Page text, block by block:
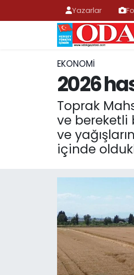
Yazarlar
EKONOMI
2026
Toprak
ve bereketli
ve
içinde
AFYONKARAHİSAR
Resmi İlan
ASAYİŞ
GÜNCEL
SİYASET
MAGAZİN
SAĞLIK
11:11 MANŞET
Nöbetçi Eczaneler
Hava Durumu
Trafik Durumu
Süper Lig Puan
Tüm Manşetler
Haber Arşivi